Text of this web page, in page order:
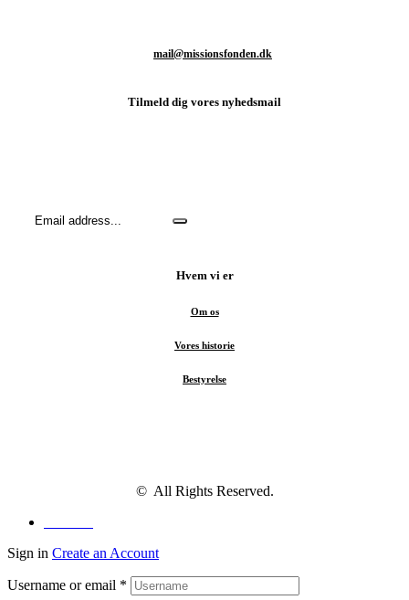
mail@missionsfonden.dk
Tilmeld dig vores nyhedsmail
Hvem vi er
Om os
Vores historie
Bestyrelse
© All Rights Reserved.
Sign in Create an Account
Username or email *